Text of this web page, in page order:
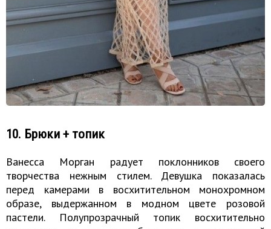
10. Брюки + топик
Ванесса Морган радует поклонников своего
творчества нежным стилем. Девушка показалась
перед камерами в восхитительном монохромном
образе, выдержанном в модном цвете розовой
пастели. Полупрозрачный топик восхитительно